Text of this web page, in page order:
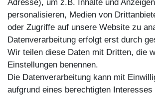
Zahlungsarten
Adresse), um z.B. Inhalte und
personalisieren, Medien von
oder Zugriffe auf unsere Website zu
Datenverarbeitung erfolgt erst durch
Wir teilen diese Daten mit Dritten, die
Einstellungen benennen.
Die Datenverarbeitung kann mit
aufgrund eines berechtigten